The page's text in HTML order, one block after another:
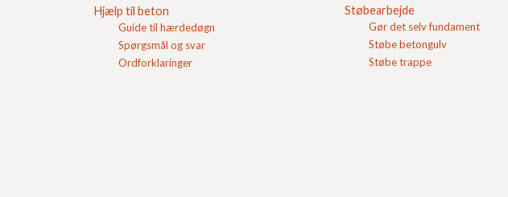
Hjælp til beton
Guide til hærdedøgn
Spørgsmål og svar
Ordforklaringer
Støbearbejde
Gør det selv fundament
Støbe betongulv
Støbe trappe